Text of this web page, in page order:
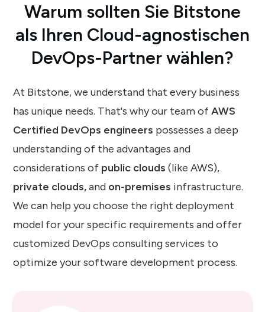
Warum sollten Sie Bitstone
als Ihren Cloud-agnostischen
DevOps-Partner wählen?
At Bitstone, we understand that every business
has unique needs. That's why our team ofAWS
Certified DevOps engineers possesses a deep
understanding of the advantages and
considerations of public clouds (like AWS),
private clouds,and on-premises infrastructure.
We can help you choose the right deployment
model for your specific requirements and offer
customized DevOps consulting services to
optimize your software development process.